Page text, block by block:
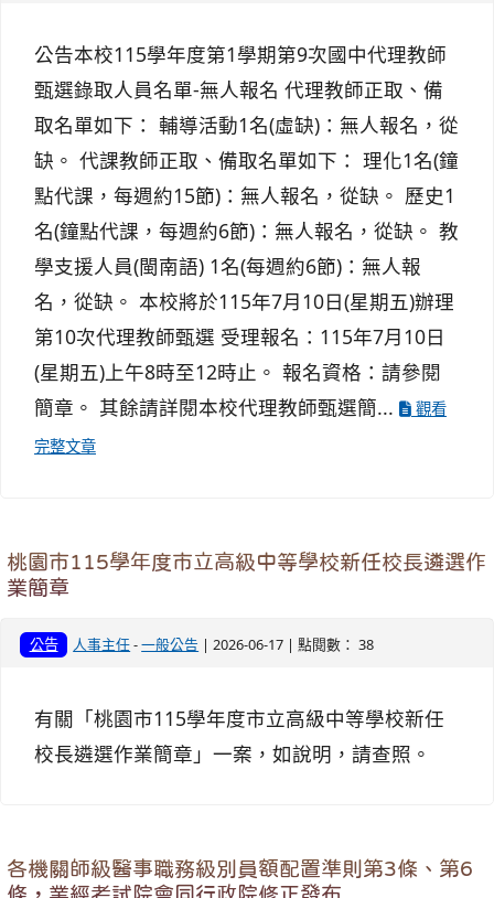
公告本校115學年度第1學期第9次國中代理教師
甄選錄取人員名單-無人報名 代理教師正取、備
取名單如下： 輔導活動1名(虛缺)：無人報名，從
缺。 代課教師正取、備取名單如下： 理化1名(鐘
點代課，每週約15節)：無人報名，從缺。 歷史1
名(鐘點代課，每週約6節)：無人報名，從缺。 教
學支援人員(閩南語) 1名(每週約6節)：無人報
名，從缺。 本校將於115年7月10日(星期五)辦理
第10次代理教師甄選 受理報名：115年7月10日
(星期五)上午8時至12時止。 報名資格：請參閱
簡章。 其餘請詳閱本校代理教師甄選簡...
觀看
完整文章
桃園市115學年度市立高級中等學校新任校長遴選作
業簡章
公告 人事主任-一般公告 | 2026-06-17 | 點閱數： 38
有關「桃園市115學年度市立高級中等學校新任
校長遴選作業簡章」一案，如說明，請查照。
各機關師級醫事職務級別員額配置準則第3條、第6